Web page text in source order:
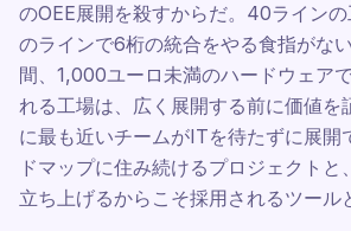
のOEE展開を殺すからだ。40ライン
のラインで6桁の統合をやる食指がな
間、1,000ユーロ未満のハードウェア
れる工場は、広く展開する前に価値を
に最も近いチームがITを待たずに展開
ドマップに住み続けるプロジェクト
立ち上げるからこそ採用されるツール